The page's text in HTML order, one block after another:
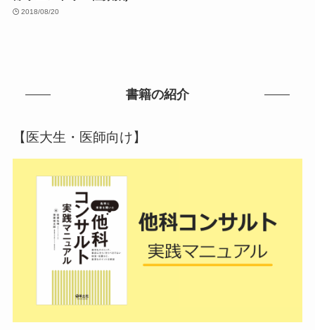
2018/08/20
書籍の紹介
【医大生・医師向け】